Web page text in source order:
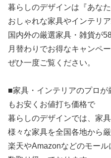
暮らしのデザインは『あな
おしゃれな家具やインテリ
国内外の厳選家具・雑貨が
月替わりでお得なキャンペ
ぜひ一度ご覧ください。
■家具・インテリアのプロが
もお安くお値打ち価格で
暮らしのデザインでは、家
様々な家具を全国各地から
楽天やAmazonなどのモー